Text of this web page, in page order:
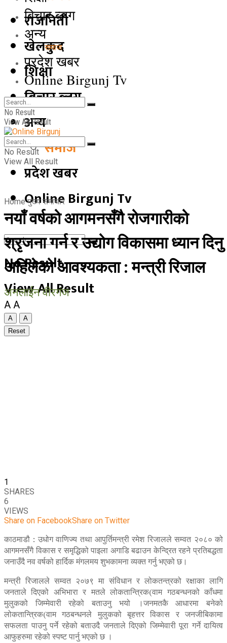
राजनिती
खेलकुद
शिक्षा
बिचार ब्लग
अन्य
समाज
प्रदेश खबर
Online Birgunj Tv
No Result
View All Result
बिचार ब्लग
अन्य
समाज
प्रदेश खबर
Online Birgunj Tv
No Result
View All Result
No Result
View All Result
Home मुख्य समाचार
नयाँ वर्षको आगमनसँगै रोजगारीको
श्रृजना गर्न र उद्योग विकासमा ध्यान दिनु
अहिलेको आवश्यकता : मन्त्री रिजाल
अनलाईन वीरगंज
A A
A
A
Reset
1
SHARES
6
VIEWS
Share on FacebookShare on Twitter
काठमाडौ : उधोग वाणिज्य तथा आपुर्तिमन्त्री रमेश रिजालले सम्वत २०८० को
आगमनसँगै विकास र समृद्धिको पाइला अगाडि बढाउन केन्द्रित रहने प्रतिबद्धता
जनाउँदै नव वर्षको हार्दिक मंगलमय शुभकामना व्यक्त गर्नु भएको छ।
मन्त्री रिजालले सम्वत २०७९ मा संविधान र लोकतन्त्रको रक्षाका लागि
जनताले दिएको अभिभारा र मतले लोकतान्त्रिक(वाम गठबन्धनको काँधमा
मुलुकको जिम्मेवारी रहेको बताउनु भयो ।जनमतकै आधारमा बनेको
लोकतान्त्रिक(वाम गठबन्धनले मुलुकको बृहत्तर विकास र जनजीबिकामा
सफलता पाउनु पर्ने रहेको बताउदै जनताले दिएको जिम्मेवारी पूरा गर्ने दायित्व
आफुहरुमा रहेको स्पष्ट पार्नु भएको छ ।